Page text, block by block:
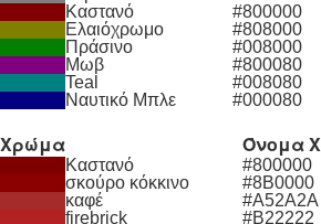
Καστανό
#800000
Ελαιόχρωμο
#808000
Πράσινο
#008000
Μωβ
#800080
Teal
#008080
Ναυτικό Μπλε
#000080
Χρώμα Όνομα
Καστανό #800000
σκούρο κόκκινο
#8B0000
καφέ
#A52A2A
firebrick
#B22222